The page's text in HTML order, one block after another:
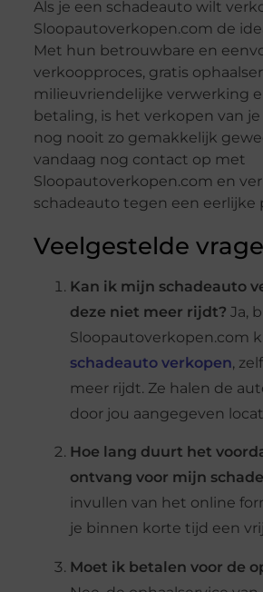
Als je een schadeauto wilt
Sloopautoverkopen.com de
Met hun betrouwbare en
verkoopproces, gratis
milieuvriendelijke verwerking
betaling, is het verkopen van
nog nooit zo gemakkelijk
vandaag nog contact op met
Sloopautoverkopen.com en
schadeauto tegen een eerlijke
Veelgestelde
Kan ik mijn schadeauto
deze niet meer rijdt? Ja,
Sloopautoverkopen.com
schadeauto verkopen,
meer rijdt. Ze halen de
door jou aangegeven
Hoe lang duurt het
ontvang voor mijn
invullen van het online
je binnen korte tijd een
Moet ik betalen voor de